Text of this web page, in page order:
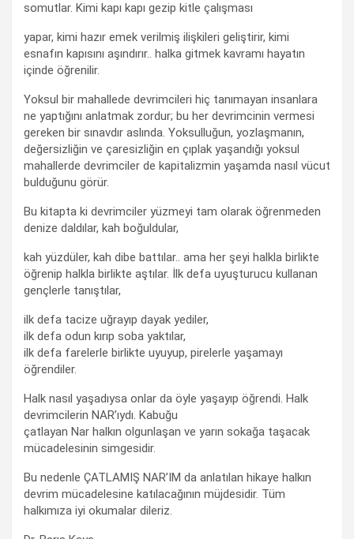
somutlar. Kimi kapı kapı gezip kitle çalışması
yapar, kimi hazır emek verilmiş ilişkileri geliştirir, kimi
esnafın kapısını aşındırır.. halka gitmek kavramı hayatın
içinde öğrenilir.
Yoksul bir mahallede devrimcileri hiç tanımayan insanlara
ne yaptığını anlatmak zordur; bu her devrimcinin vermesi
gereken bir sınavdır aslında. Yoksulluğun, yozlaşmanın,
değersizliğin ve çaresizliğin en çıplak yaşandığı yoksul
mahallerde devrimciler de kapitalizmin yaşamda nasıl vücut
bulduğunu görür.
Bu kitapta ki devrimciler yüzmeyi tam olarak öğrenmeden
denize daldılar, kah boğuldular,
kah yüzdüler, kah dibe battılar.. ama her şeyi halkla birlikte
öğrenip halkla birlikte aştılar. İlk defa uyuşturucu kullanan
gençlerle tanıştılar,
ilk defa tacize uğrayıp dayak yediler,
ilk defa odun kırıp soba yaktılar,
ilk defa farelerle birlikte uyuyup, pirelerle yaşamayı
öğrendiler.
Halk nasıl yaşadıysa onlar da öyle yaşayıp öğrendi. Halk
devrimcilerin NAR’ıydı. Kabuğu
çatlayan Nar halkın olgunlaşan ve yarın sokağa taşacak
mücadelesinin simgesidir.
Bu nedenle ÇATLAMIŞ NAR’IM da anlatılan hikaye halkın
devrim mücadelesine katılacağının müjdesidir. Tüm
halkımıza iyi okumalar dileriz.